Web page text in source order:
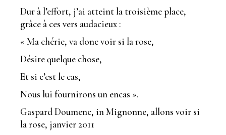
Dur à l’effort, j’ai atteint la troisième place,
grâce à ces vers audacieux :
« Ma chérie, va donc voir si la rose,
Désire quelque chose,
Et si c’est le cas,
Nous lui fournirons un encas ».
Gaspard Doumenc, in Mignonne, allons voir si
la rose, janvier 2011